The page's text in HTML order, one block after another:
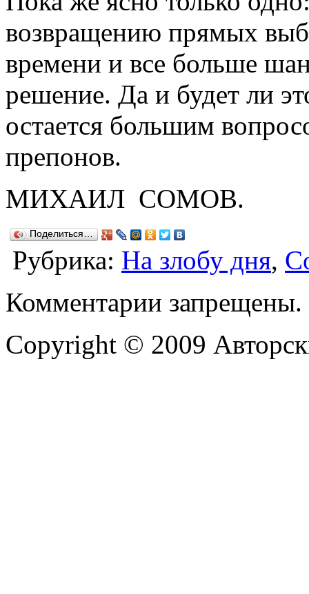
возвращению прямых
времени и все больше
решение. Да и будет ли
остается большим
препонов.
МИХАИЛ СОМОВ.
Поделиться…
Рубрика: На злобу дня,
Комментарии запрещены.
Copyright © 2009